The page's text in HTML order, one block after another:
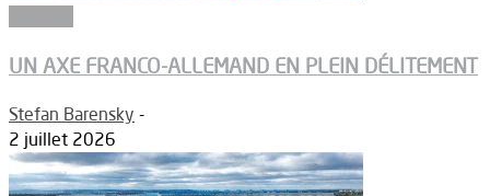
UN AXE FRANCO-ALLEMAND EN PLEIN DÉLITEMENT
Stefan Barensky -
2 juillet 2026